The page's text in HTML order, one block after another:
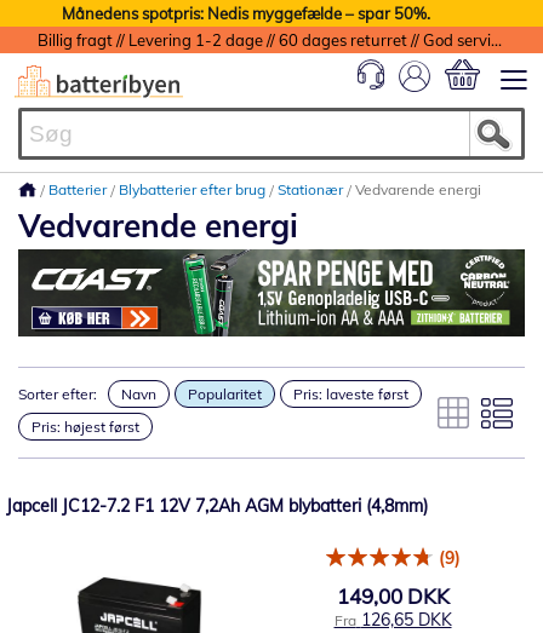
Månedens spotpris: Nedis myggefælde – spar 50%.
Billig fragt // Levering 1-2 dage // 60 dages returret // God service med garanti
Batterier Blybatterier efter brug Stationær Vedvarende energi
Vedvarende energi
Sorter efter: Navn Popularitet
Pris: laveste først
Pris: højest først
Japcell JC12-7.2 F1 12V 7,2Ah AGM blybatteri (4,8mm)
(9)
149,00 DKK
Fra 126,65 DKK